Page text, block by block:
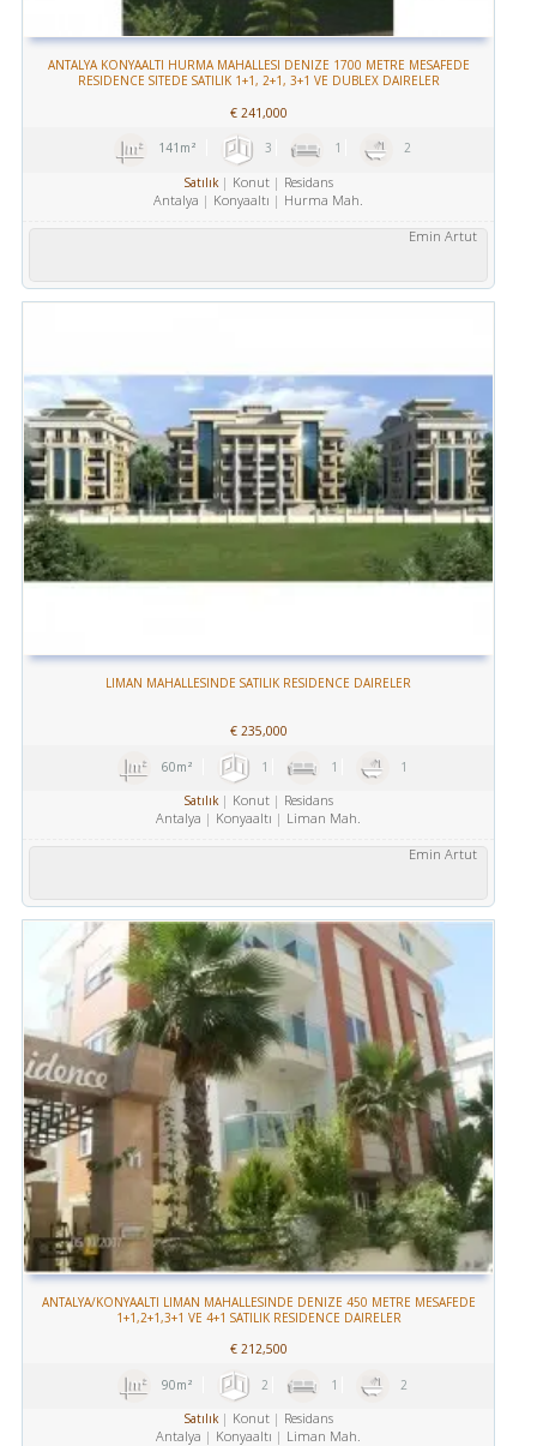
ANTALYA KONYAALTI HURMA MAHALLESI DENIZE 1700 METRE MESAFEDE
RESIDENCE SITEDE SATILIK 1+1, 2+1, 3+1 VE DUBLEX DAIRELER
€241,000
141m² 3 1 2
Satılık Konut
Residans
Antalya
Konyaaltı
Hurma Mah.
Emin Artut
LIMAN MAHALLESINDE SATILIK RESIDENCE DAIRELER
€235,000
60m² 1 1 1
Satılık Konut
Residans
Antalya
Konyaaltı
Liman Mah.
Emin Artut
ANTALYA/KONYAALTI LIMAN MAHALLESINDE DENIZE 450 METRE MESAFEDE
1+1,2+1,3+1 VE 4+1 SATILIK RESIDENCE DAIRELER
€212,500
90m² 2 1 2
Satılık Konut
Residans
Antalya
Konyaaltı
Liman Mah.